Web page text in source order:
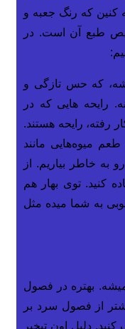
کنین که رنگ جعبه و
طبع آن است. در
که حس تازگی و
رایحه هایی که در
رفته، رایحه هستند.
میوه‌هایی مانند
به خاطر بیاریم. از
کنید. توی بهار هم
به شما میده مثل
بهتره در فصول
از فصول سرد بر
دلیل اون تبخیر